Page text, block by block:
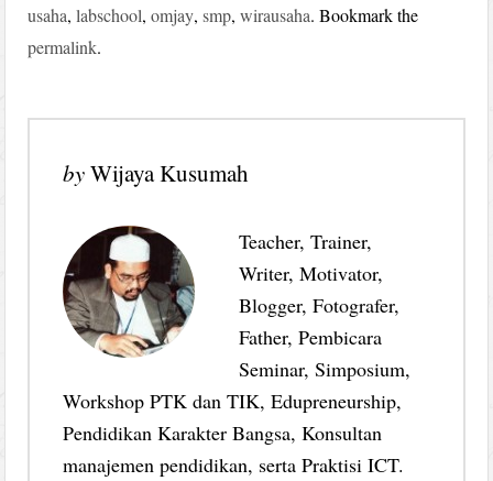
usaha,labschool,omjay,smp,wirausaha. Bookmark the
permalink.
byWijaya Kusumah
Teacher, Trainer,
Writer, Motivator,
Blogger, Fotografer,
Father, Pembicara
Seminar, Simposium,
Workshop PTK dan TIK, Edupreneurship,
Pendidikan Karakter Bangsa, Konsultan
manajemen pendidikan, serta Praktisi ICT.